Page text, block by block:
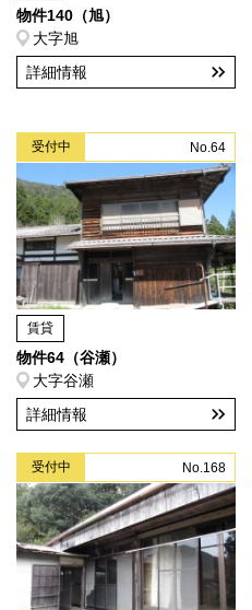
物件140（旭）
大字旭
詳細情報
受付中 No.64
賃貸
物件64（谷瀬）
大字谷瀬
詳細情報
受付中 No.168